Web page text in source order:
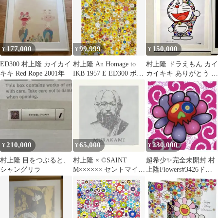
¥ 177,000
ED300 村上隆 カイカイ
キキ Red Rope 2001年
¥99,999
村上隆 An Homage to
IKB 1957 E ED300 ポス
¥ 150,000
村上隆 ドラえもん カイ
カイキキ ありがとう シ
リアル111番
¥210,000
村上隆 目をつぶると、
シャングリラ
¥65,000
村上隆 × ©SAINT
M×××××× セントマイケ
ル MURAKAMI
¥230,000
超希少✨完全未開封 村
上隆Flowers#3426ドク
ロ顔 11/100納品書付